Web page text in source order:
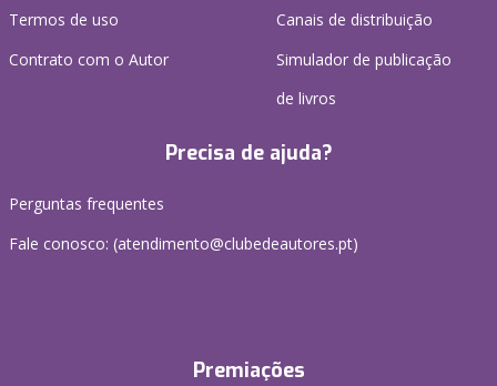
Termos de uso
Contrato com o Autor
Canais de distribuição
Simulador de publicação
de livros
Precisa de ajuda?
Perguntas frequentes
Fale conosco: (atendimento@clubedeautores.pt)
Premiações